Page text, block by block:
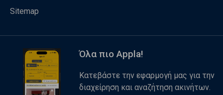
Sitemap
Όλα πιο Appla!
Κατεβάστε την εφαρμογή μας για την
διαχείρηση και αναζήτηση ακινήτων.